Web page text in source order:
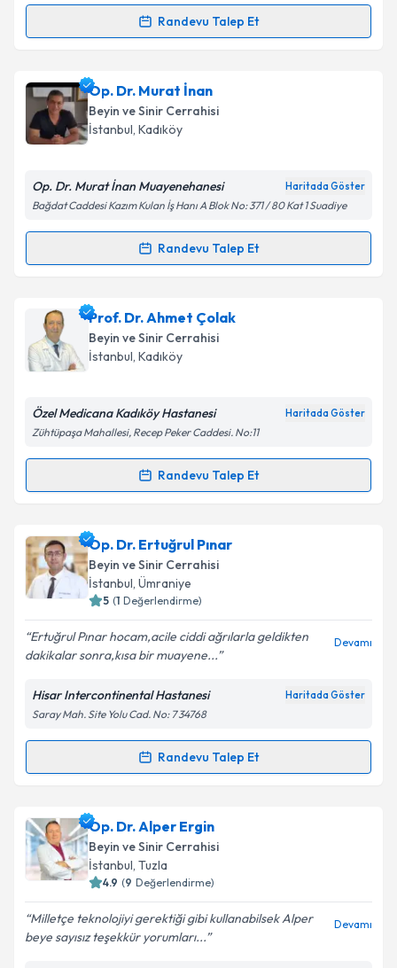
Takvim Talebini Gönder
Randevu Talep Et
Randevu Takvimi Talebi
Op. Dr. Ayhan Karaiçin randevu takvimi talebi
oluşturun. Size bu uzmandan randevu almanız için bir
takvim hazırlandığında e-posta ile bilgilendireceğiz.
Kişisel verilerimin işlenmesine ilişkin
Metni'ni okudum ve kişisel verilerimin belirtilen
Takvim Talebini Gönder
Op. Dr. Murat İnan
Beyin ve Sinir Cerrahisi
İstanbul, Kadıköy
Op. Dr. Murat İnan Muayenehanesi Haritada Göster
Bağdat Caddesi Kazım Kulan İş Hanı A Blok No: 371 / 80 Kat 1 Suadiye
Randevu Talep Et
Randevu Takvimi Talebi
Op. Dr. Murat İnaniçin randevu takvimi talebi
oluşturun. Size bu uzmandan randevu almanız için bir
takvim hazırlandığında e-posta ile bilgilendireceğiz.
Kişisel verilerimin işlenmesine ilişkin
Metni'ni okudum ve kişisel verilerimin belirtilen
Takvim Talebini Gönder
Prof. Dr. Ahmet Çolak
Beyin ve Sinir Cerrahisi
İstanbul, Kadıköy
Özel Medicana Kadıköy Hastanesi Haritada Göster
Zühtüpaşa Mahallesi, Recep Peker Caddesi. No:11
Randevu Talep Et
Randevu Takvimi Talebi
Prof. Dr. Ahmet Çolak için randevu takvimi talebi
oluşturun. Size bu uzmandan randevu almanız için bir
takvim hazırlandığında e-posta ile bilgilendireceğiz.
Kişisel verilerimin işlenmesine ilişkin
Aydınlatma
Metni'ni okudum ve kişisel verilerimin belirtilen
kapsamda işlenmesini kabul ediyorum.
Op. Dr. Ertuğrul Pınar
Beyin ve Sinir Cerrahisi
İstanbul, Ümraniye
5 (1 Değerlendirme)
Ertuğrul Pınar hocam,acile ciddi ağrılarla geldikten
dakikalar sonra,kısa bir muayene...
Devamı
Hisar Intercontinental Hastanesi Haritada Göster
Saray Mah. Site Yolu Cad. No: 7 34768
Randevu Talep Et
Randevu Takvimi Talebi
Op. Dr. Ertuğrul Pınariçin randevu takvimi talebi
oluşturun. Size bu uzmandan randevu almanız için bir
takvim hazırlandığında e-posta ile bilgilendireceğiz.
Op. Dr. Alper Ergin
Beyin ve Sinir Cerrahisi
İstanbul, Tuzla
4.9 (9 Değerlendirme)
Milletçe teknolojiyi gerektiği gibi kullanabilsek Alper
beye sayısız teşekkür yorumları...
Devamı